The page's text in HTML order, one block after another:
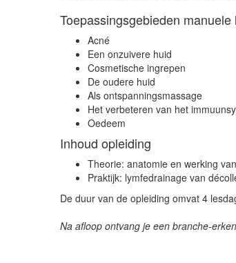
Toepassingsgebieden
Acné
Een onzuivere huid
Cosmetische ingrepen
De oudere huid
Als ontspanningsmassage
Het verbeteren van het
Oedeem
Inhoud opleiding
Theorie: anatomie en werking
Praktijk: lymfedrainage van
De duur van de opleiding omvat 4
Na afloop ontvang je een branche-